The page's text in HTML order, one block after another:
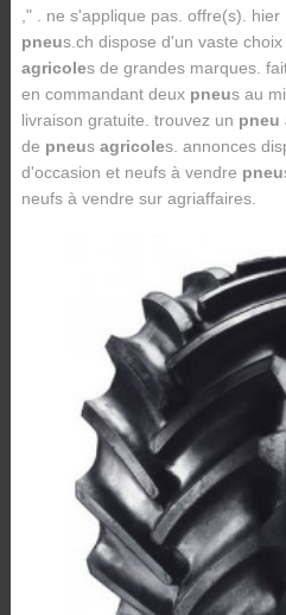
," . ne s'applique pas. offre(s).
pneus.ch dispose d'un vaste choix
agricoles de grandes marques.
en commandant deux pneus au
livraison gratuite. trouvez un pneu
de pneus agricoles. annonces
d'occasion et neufs à vendre pneu
neufs à vendre sur agriaffaires.